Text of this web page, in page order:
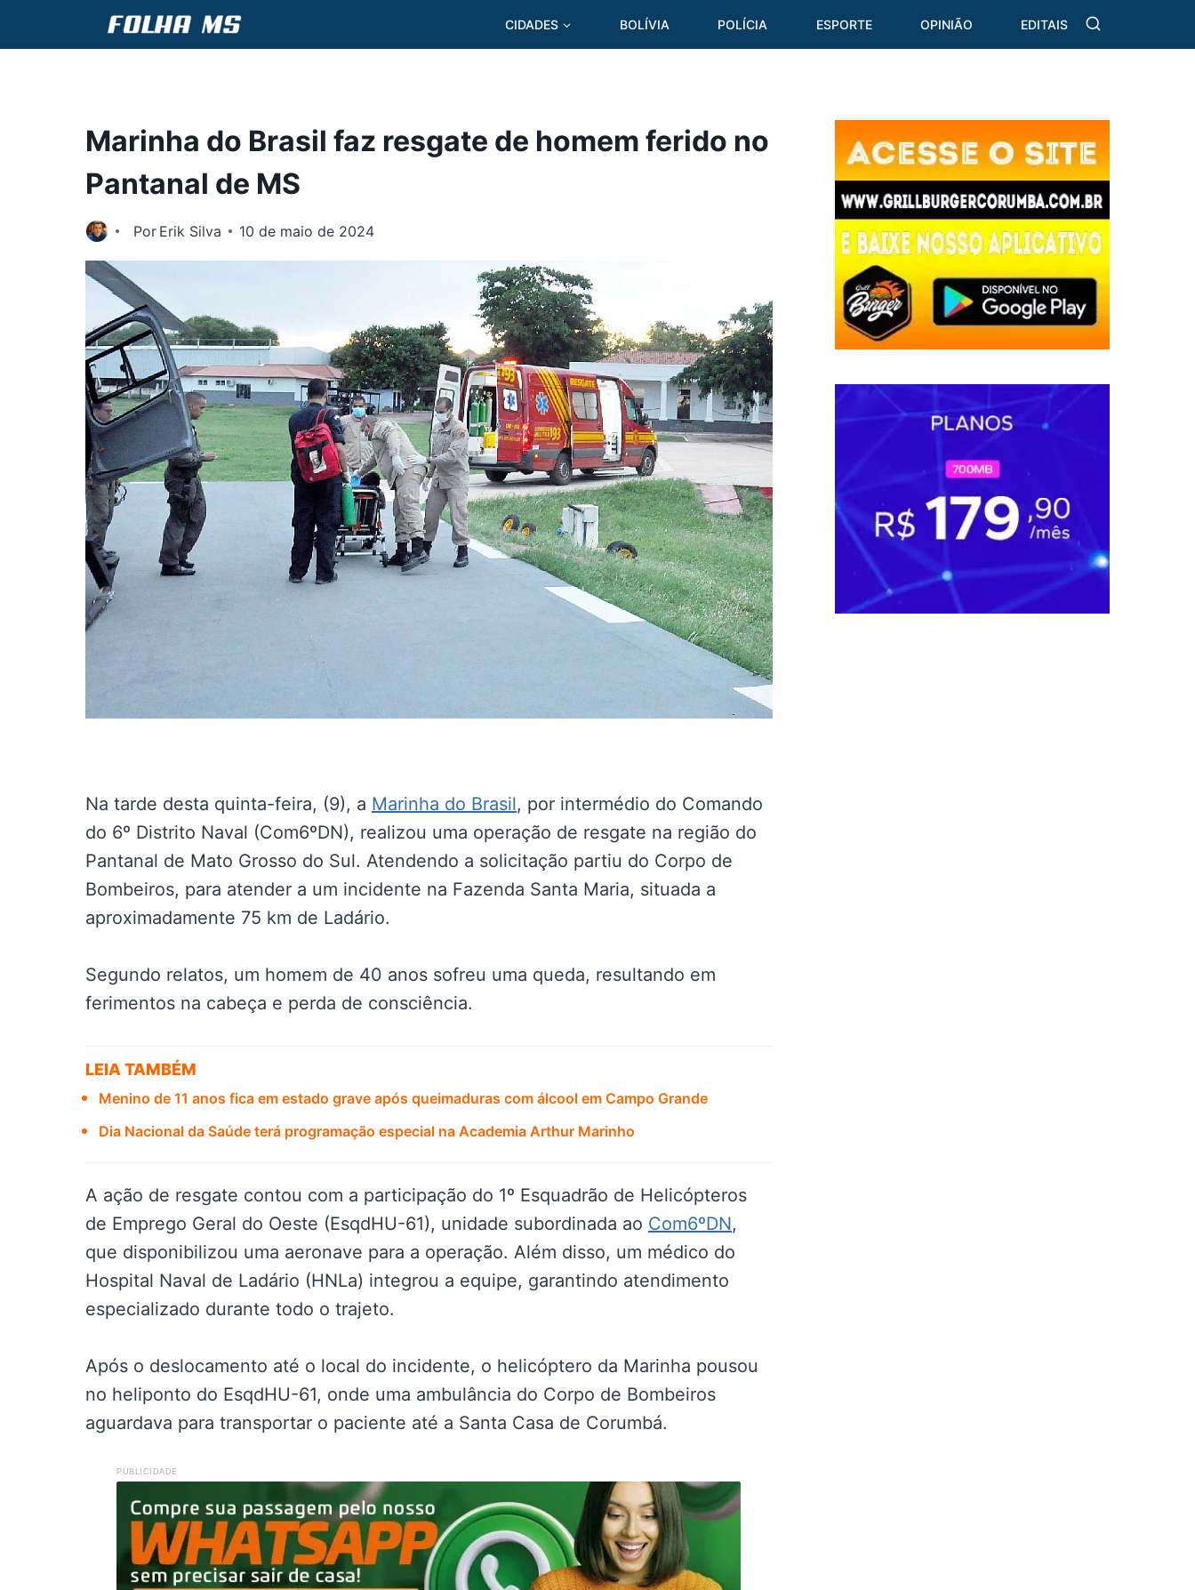
CIDADES BOLÍVIA POLÍCIA ESPORTE OPINIÃO EDITAIS
Marinha do Brasil faz resgate de homem ferido no
Pantanal de MS
Por Erik Silva 10 de maio de 2024
Na tarde desta quinta-feira, (9), a Marinha do Brasil, por intermédio do Comando
do 6º Distrito Naval (Com6ºDN), realizou uma operação de resgate na região do
Pantanal de Mato Grosso do Sul. Atendendo a solicitação partiu do Corpo de
Bombeiros, para atender a um incidente na Fazenda Santa Maria, situada a
aproximadamente 75 km de Ladário.
Segundo relatos, um homem de 40 anos sofreu uma queda, resultando em
ferimentos na cabeça e perda de consciência.
LEIA TAMBÉM
Menino de 11 anos fica em estado grave após queimaduras com álcool em Campo Grande
Dia Nacional da Saúde terá programação especial na Academia Arthur Marinho
A ação de resgate contou com a participação do 1º Esquadrão de Helicópteros
de Emprego Geral do Oeste (EsqdHU-61), unidade subordinada ao Com6ºDN,
que disponibilizou uma aeronave para a operação. Além disso, um médico do
Hospital Naval de Ladário (HNLa) integrou a equipe, garantindo atendimento
especializado durante todo o trajeto.
Após o deslocamento até o local do incidente, o helicóptero da Marinha pousou
no heliponto do EsqdHU-61, onde uma ambulância do Corpo de Bombeiros
aguardava para transportar o paciente até a Santa Casa de Corumbá.
PUBLICIDADE